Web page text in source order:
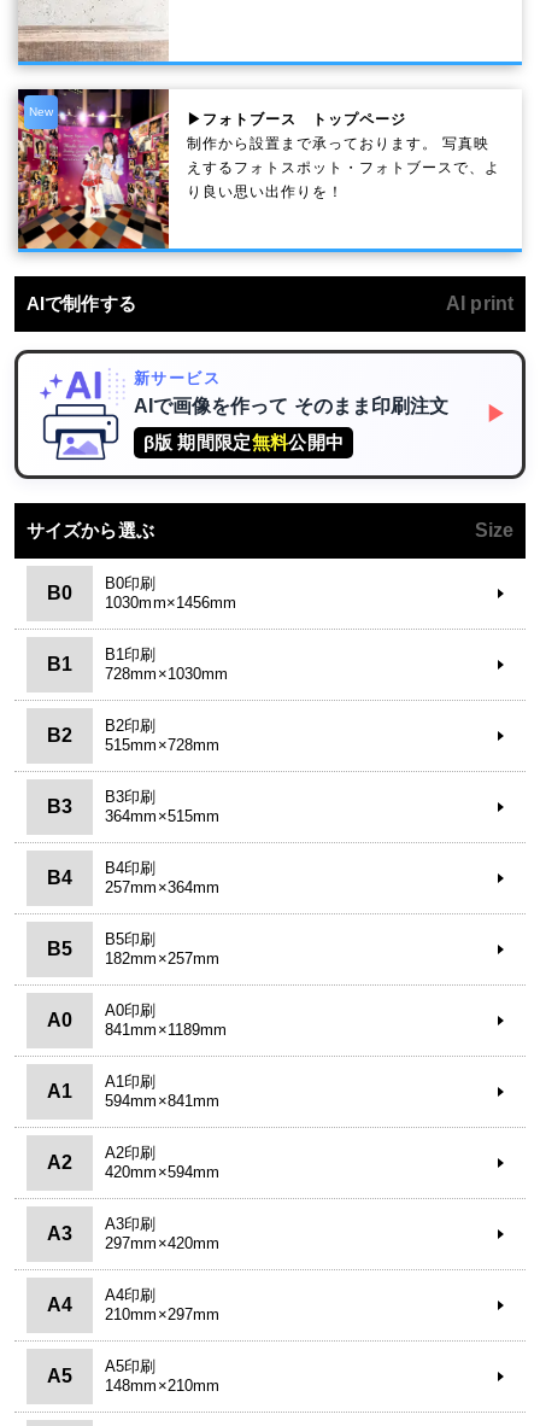
New
▶フォトブース トップページ
制作から設置まで承っております。 写真映
えするフォトスポット・フォトブースで、よ
り良い思い出作りを！
AIで制作する AI print
新サービス
AIで画像を作って そのまま印刷注文
β版 期間限定無料公開中
▶
サイズから選ぶ Size
B0
B0印刷
1030mm×1456mm
B1
B1印刷
728mm×1030mm
B2
B2印刷
515mm×728mm
B3
B3印刷
364mm×515mm
B4
B4印刷
257mm×364mm
B5
B5印刷
182mm×257mm
A0
A0印刷
841mm×1189mm
A1
A1印刷
594mm×841mm
A2
A2印刷
420mm×594mm
A3
A3印刷
297mm×420mm
A4
A4印刷
210mm×297mm
A5
A5印刷
148mm×210mm